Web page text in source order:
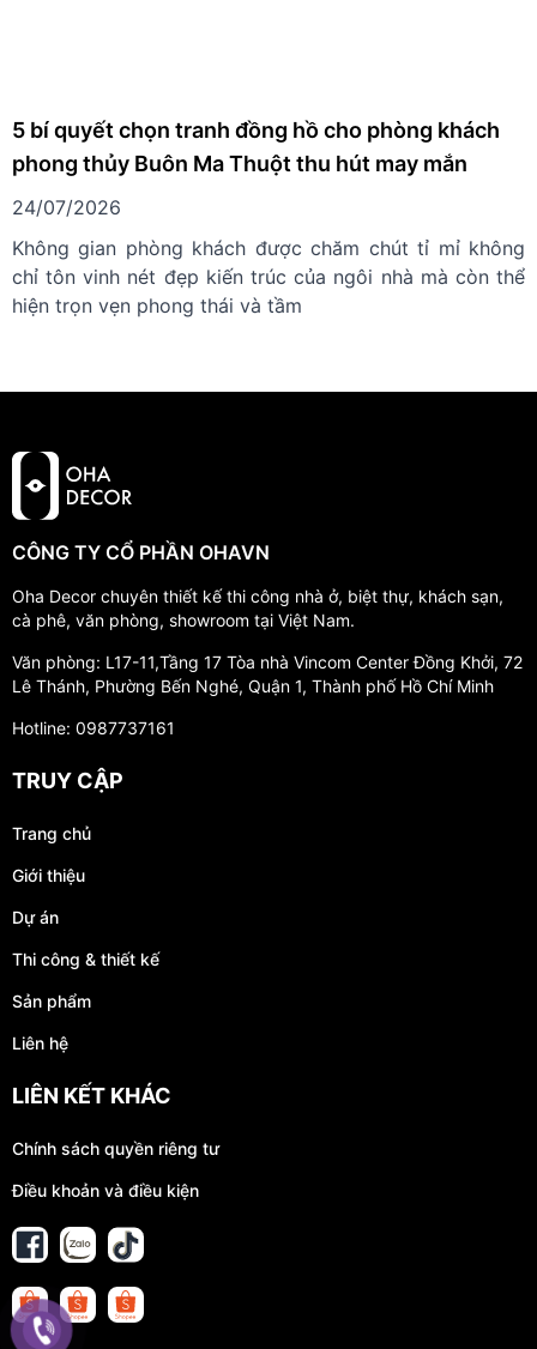
5 bí quyết chọn tranh đồng hồ cho phòng khách
phong thủy Buôn Ma Thuột thu hút may mắn
24/07/2026
Không gian phòng khách được chăm chút tỉ mỉ không
chỉ tôn vinh nét đẹp kiến trúc của ngôi nhà mà còn thể
hiện trọn vẹn phong thái và tầm
CÔNG TY CỔ PHẦN OHAVN
Oha Decor chuyên thiết kế thi công nhà ở, biệt thự, khách sạn,
cà phê, văn phòng, showroom tại Việt Nam.
Văn phòng: L17-11,Tầng 17 Tòa nhà Vincom Center Đồng Khởi, 72
Lê Thánh, Phường Bến Nghé, Quận 1, Thành phố Hồ Chí Minh
Hotline: 0987737161
TRUY CẬP
Trang chủ
Giới thiệu
Dự án
Thi công & thiết kế
Sản phẩm
Liên hệ
LIÊN KẾT KHÁC
Chính sách quyền riêng tư
Điều khoản và điều kiện